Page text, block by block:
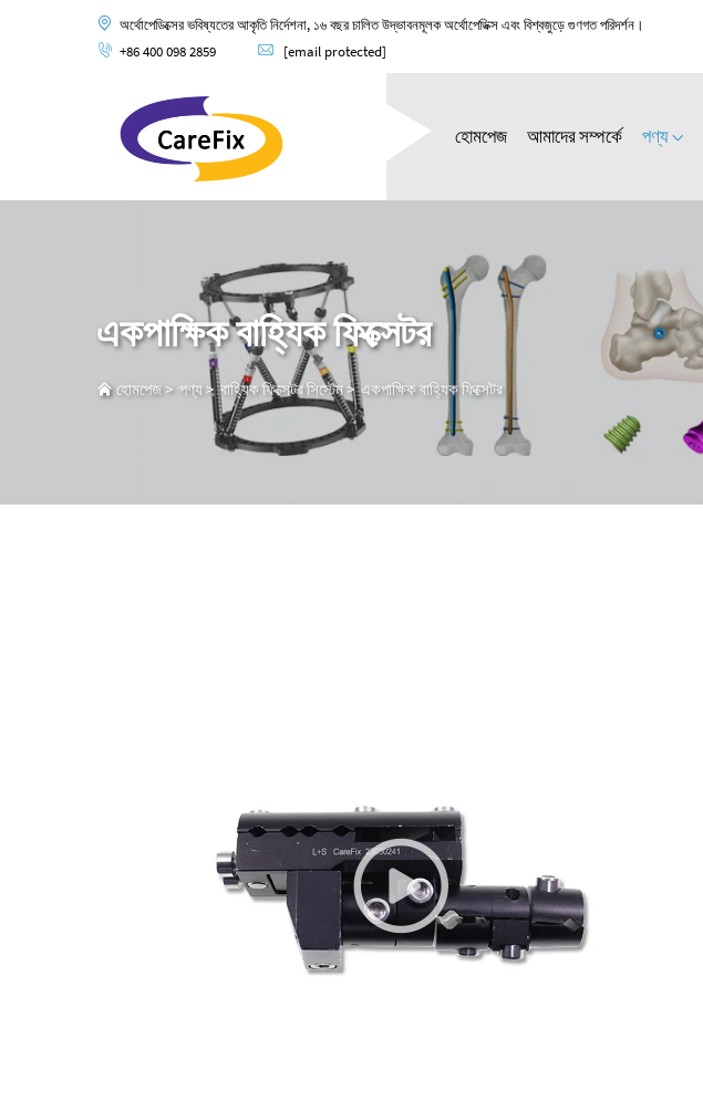
অর্থোপেডিক্সের ভবিষ্যতের আকৃতি নির্দেশনা, ১৬ বছর চালিত উদ্ভাবনমূলক অর্থোপেডিক্স এবং বিশ্বজুড়ে গুণগত পরিদর্শন।
+86 400 098 2859
[email protected]
হোমপেজ আমাদের সম্পর্কে পণ্য
একপাক্ষিক বাহ্যিক ফিক্সেটর
হোমপেজ> পণ্য>বাহ্যিক ফিক্সেটর সিস্টেম>একপাক্ষিক বাহ্যিক ফিক্সেটর